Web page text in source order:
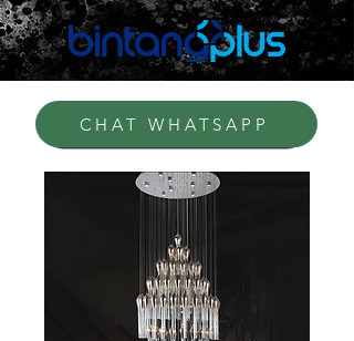
BELI DI SHOPEE
CHAT WHATSAPP